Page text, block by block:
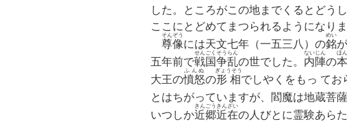
した。ところがこの地までくるとどう
ここにとどめてまつられるようになりま
尊像
そんぞう
には天文七年（一五三八）の銘
めい
五年前で戦国争乱
せんごくそうらん
の世でした。 内陣
ないじん
の
ほ
大王の憤怒
ふんぬ
の形相
ぎょうそう
でしやくをもっ てお
とはちがっていますが、閻魔は地蔵菩
いつしか近郷近在
きんごうきんざい
の人びとに霊験あら